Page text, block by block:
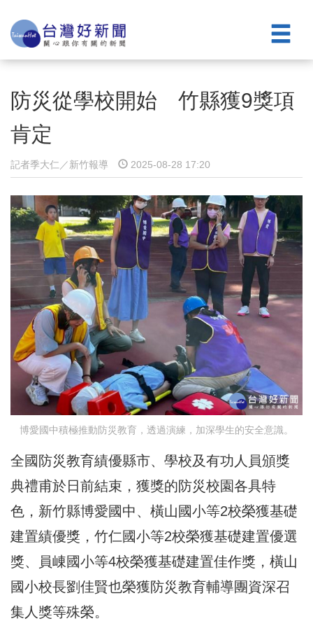
防災從學校開始 竹縣獲9獎項
肯定
記者季大仁／新竹報導 2025-08-28 17:20
博愛國中積極推動防災教育，透過演練，加深學生的安全意識。
全國防災教育績優縣市、學校及有功人員頒獎
典禮甫於日前結束，獲獎的防災校園各具特
色，新竹縣博愛國中、橫山國小等2校榮獲基礎
建置績優獎，竹仁國小等2校榮獲基礎建置優選
獎、員崠國小等4校榮獲基礎建置佳作獎，橫山
國小校長劉佳賢也榮獲防災教育輔導團資深召
集人獎等殊榮。